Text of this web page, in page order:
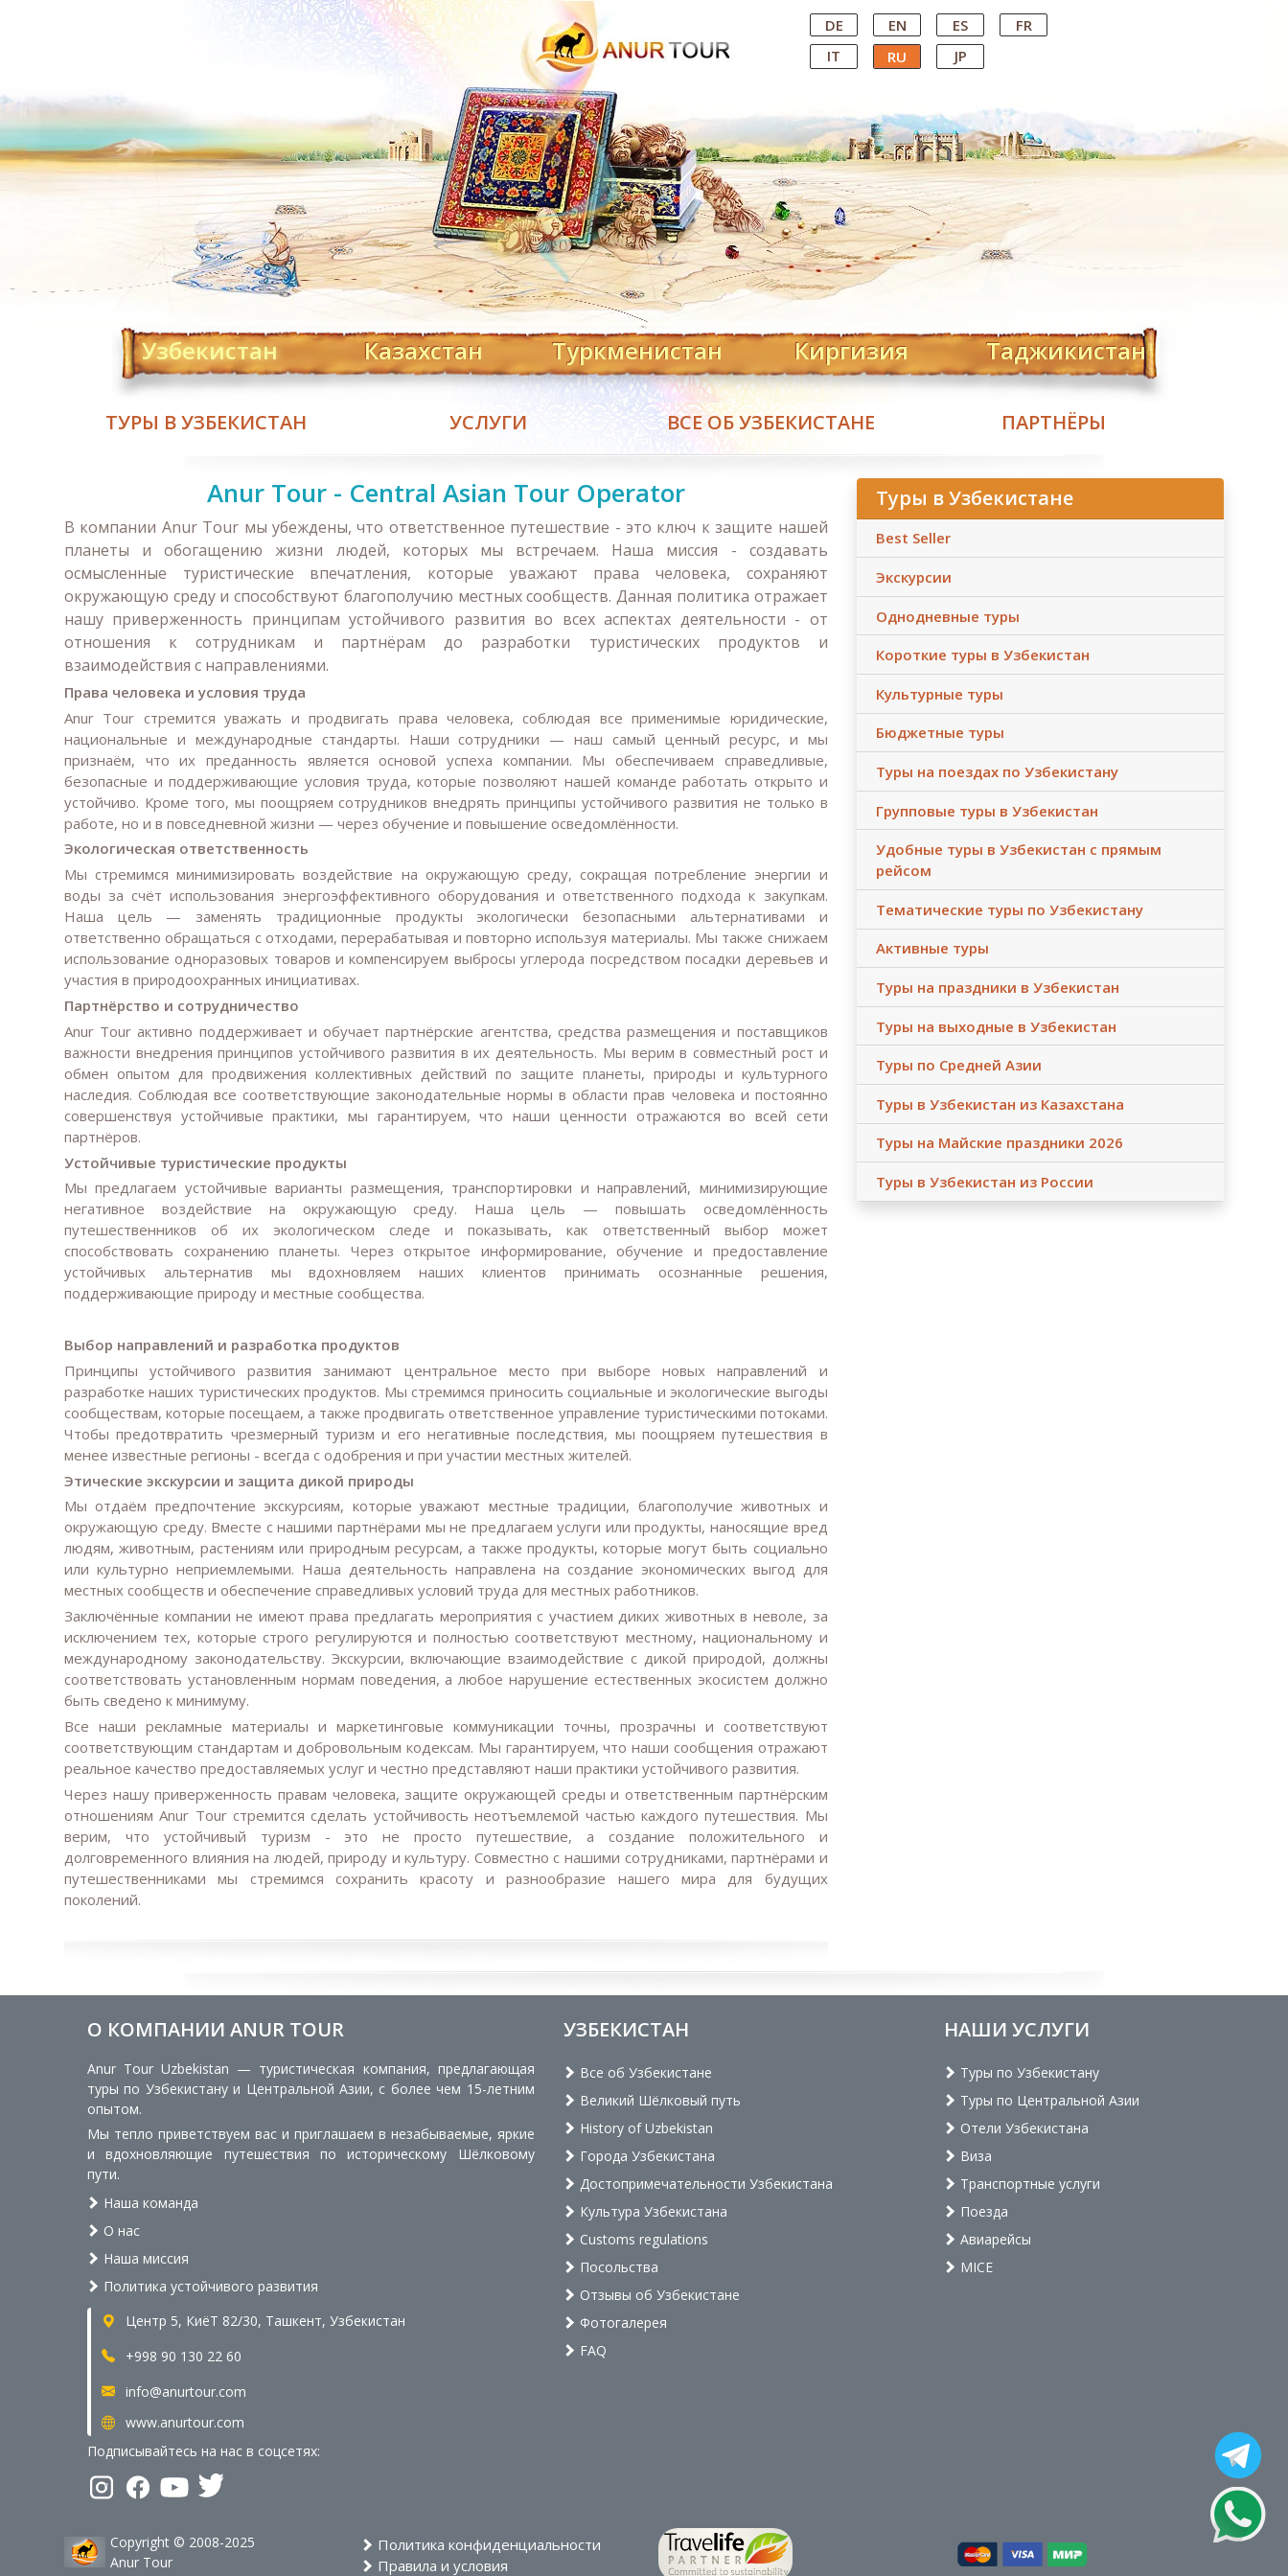
Central Asian Tour Operator DE EN ES
FR
IT
RU JP
Узбекистан Казахстан Туркменистан Киргизия Таджикистан
ТУРЫ В УЗБЕКИСТАН УСЛУГИ ВСЕ ОБ УЗБЕКИСТАНЕ ПАРТНЁРЫ
Anur Tour - Central Asian Tour Operator
В компании Anur Tour мы убеждены, что ответственное путешествие - это ключ к защите нашей
планеты и обогащению жизни людей, которых мы встречаем. Наша миссия - создавать
осмысленные туристические впечатления, которые уважают права человека, сохраняют
окружающую среду и способствуют благополучию местных сообществ. Данная политика отражает
нашу приверженность принципам устойчивого развития во всех аспектах деятельности - от
отношения к сотрудникам и партнёрам до разработки туристических продуктов и
взаимодействия с направлениями.
Права человека и условия труда
Anur Tour стремится уважать и продвигать права человека, соблюдая все применимые юридические,
национальные и международные стандарты. Наши сотрудники — наш самый ценный ресурс, и мы
признаём, что их преданность является основой успеха компании. Мы обеспечиваем справедливые,
безопасные и поддерживающие условия труда, которые позволяют нашей команде работать открыто и
устойчиво. Кроме того, мы поощряем сотрудников внедрять принципы устойчивого развития не только в
работе, но и в повседневной жизни — через обучение и повышение осведомлённости.
Экологическая ответственность
Мы стремимся минимизировать воздействие на окружающую среду, сокращая потребление энергии и
воды за счёт использования энергоэффективного оборудования и ответственного подхода к закупкам.
Наша цель — заменять традиционные продукты экологически безопасными альтернативами и
ответственно обращаться с отходами, перерабатывая и повторно используя материалы. Мы также снижаем
использование одноразовых товаров и компенсируем выбросы углерода посредством посадки деревьев и
участия в природоохранных инициативах.
Партнёрство и сотрудничество
Anur Tour активно поддерживает и обучает партнёрские агентства, средства размещения и поставщиков
важности внедрения принципов устойчивого развития в их деятельность. Мы верим в совместный рост и
обмен опытом для продвижения коллективных действий по защите планеты, природы и культурного
наследия. Соблюдая все соответствующие законодательные нормы в области прав человека и постоянно
совершенствуя устойчивые практики, мы гарантируем, что наши ценности отражаются во всей сети
партнёров.
Устойчивые туристические продукты
Мы предлагаем устойчивые варианты размещения, транспортировки и направлений, минимизирующие
негативное воздействие на окружающую среду. Наша цель — повышать осведомлённость
путешественников об их экологическом следе и показывать, как ответственный выбор может
способствовать сохранению планеты. Через открытое информирование, обучение и предоставление
устойчивых альтернатив мы вдохновляем наших клиентов принимать осознанные решения,
поддерживающие природу и местные сообщества.
Выбор направлений и разработка продуктов
Принципы устойчивого развития занимают центральное место при выборе новых направлений и
разработке наших туристических продуктов. Мы стремимся приносить социальные и экологические выгоды
сообществам, которые посещаем, а также продвигать ответственное управление туристическими потоками.
Чтобы предотвратить чрезмерный туризм и его негативные последствия, мы поощряем путешествия в
менее известные регионы - всегда с одобрения и при участии местных жителей.
Этические экскурсии и защита дикой природы
Мы отдаём предпочтение экскурсиям, которые уважают местные традиции, благополучие животных и
окружающую среду. Вместе с нашими партнёрами мы не предлагаем услуги или продукты, наносящие вред
людям, животным, растениям или природным ресурсам, а также продукты, которые могут быть социально
или культурно неприемлемыми. Наша деятельность направлена на создание экономических выгод для
местных сообществ и обеспечение справедливых условий труда для местных работников.
Заключённые компании не имеют права предлагать мероприятия с участием диких животных в неволе, за
исключением тех, которые строго регулируются и полностью соответствуют местному, национальному и
международному законодательству. Экскурсии, включающие взаимодействие с дикой природой, должны
соответствовать установленным нормам поведения, а любое нарушение естественных экосистем должно
быть сведено к минимуму.
Все наши рекламные материалы и маркетинговые коммуникации точны, прозрачны и соответствуют
соответствующим стандартам и добровольным кодексам. Мы гарантируем, что наши сообщения отражают
реальное качество предоставляемых услуг и честно представляют наши практики устойчивого развития.
Через нашу приверженность правам человека, защите окружающей среды и ответственным партнёрским
отношениям Anur Tour стремится сделать устойчивость неотъемлемой частью каждого путешествия. Мы
верим, что устойчивый туризм - это не просто путешествие, а создание положительного и
долговременного влияния на людей, природу и культуру. Совместно с нашими сотрудниками, партнёрами и
путешественниками мы стремимся сохранить красоту и разнообразие нашего мира для будущих
поколений.
Туры в Узбекистане
Best Seller
Экскурсии
Однодневные туры
Короткие туры в Узбекистан
Культурные туры
Бюджетные туры
Туры на поездах по Узбекистану
Групповые туры в Узбекистан
Удобные туры в Узбекистан с прямым
рейсом
Тематические туры по Узбекистану
Активные туры
Туры на праздники в Узбекистан
Туры на выходные в Узбекистан
Туры по Средней Азии
Туры в Узбекистан из Казахстана
Туры на Майские праздники 2026
Туры в Узбекистан из России
О КОМПАНИИ ANUR TOUR
Anur Tour Uzbekistan — туристическая компания, предлагающая
туры по Узбекистану и Центральной Азии, с более чем 15-летним
опытом.
Мы тепло приветствуем вас и приглашаем в незабываемые, яркие
и вдохновляющие путешествия по историческому Шёлковому
пути.
Наша команда
О нас
Наша миссия
Политика устойчивого развития
Центр 5, КиёТ 82/30, Ташкент, Узбекистан
+998 90 130 22 60
info@anurtour.com
www.anurtour.com
Подписывайтесь на нас в соцсетях:
УЗБЕКИСТАН
Все об Узбекистане
Великий Шёлковый путь
History of Uzbekistan
Города Узбекистана
Достопримечательности Узбекистана
Культура Узбекистана
Customs regulations
Посольства
Отзывы об Узбекистане
Фотогалерея
FAQ
НАШИ УСЛУГИ
Туры по Узбекистану
Туры по Центральной Азии
Отели Узбекистана
Виза
Транспортные услуги
Поезда
Авиарейсы
MICE
Copyright © 2008-2025
Anur Tour
Политика конфиденциальности
Правила и условия